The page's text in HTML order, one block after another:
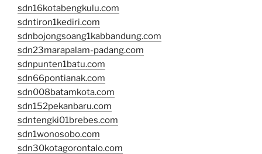
sdn16kotabengkulu.com
sdntiron1kediri.com
sdnbojongsoang1kabbandung.com
sdn23marapalam-padang.com
sdnpunten1batu.com
sdn66pontianak.com
sdn008batamkota.com
sdn152pekanbaru.com
sdntengki01brebes.com
sdn1wonosobo.com
sdn30kotagorontalo.com